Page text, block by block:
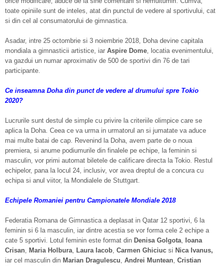
toate opiniile sunt de inteles, atat din punctul de vedere al sportivului, cat
si din cel al consumatorului de gimnastica.
Asadar, intre 25 octombrie si 3 noiembrie 2018, Doha devine capitala
mondiala a gimnasticii artistice, iar Aspire Dome, locatia evenimentului,
va gazdui un numar aproximativ de 500 de sportivi din 76 de tari
participante.
Ce inseamna Doha din punct de vedere al drumului spre Tokio
2020?
Lucrurile sunt destul de simple cu privire la criteriile olimpice care se
aplica la Doha. Ceea ce va urma in urmatorul an si jumatate va aduce
mai multe batai de cap. Revenind la Doha, avem parte de o noua
premiera, si anume podiumurile din finalele pe echipe, la feminin si
masculin, vor primi automat biletele de calificare directa la Tokio. Restul
echipelor, pana la locul 24, inclusiv, vor avea dreptul de a concura cu
echipa si anul viitor, la Mondialele de Stuttgart.
Echipele Romaniei pentru Campionatele Mondiale 2018
Federatia Romana de Gimnastica a deplasat in Qatar 12 sportivi, 6 la
feminin si 6 la masculin, iar dintre acestia se vor forma cele 2 echipe a
cate 5 sportivi. Lotul feminin este format din Denisa Golgota, Ioana
Crisan, Maria Holbura, Laura Iacob, Carmen Ghiciuc si Nica Ivanus,
iar cel masculin din Marian Dragulescu, Andrei Muntean, Cristian